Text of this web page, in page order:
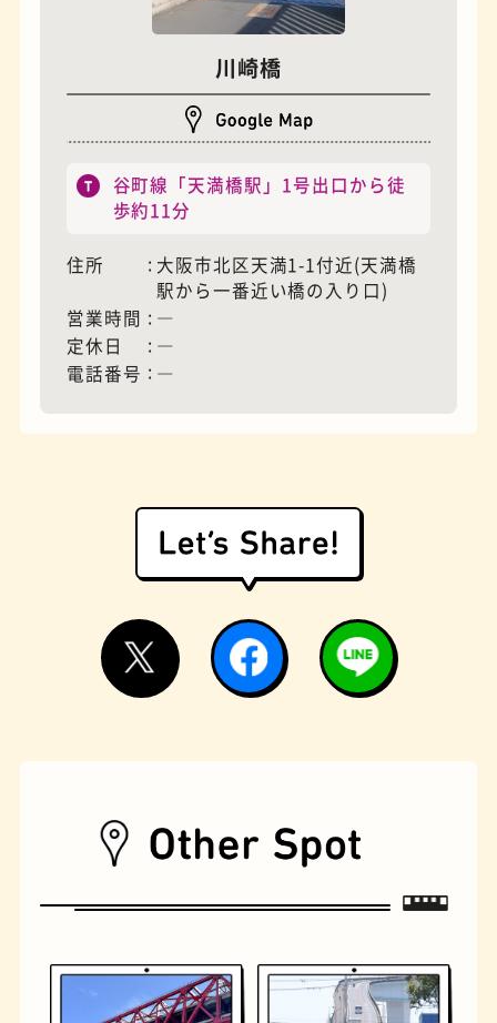
フィギュアショップ
川崎橋
谷町線「天満橋駅」1号出口から徒
歩約11分
住所
大阪市北区天満1-1付近(天満橋
駅から一番近い橋の入り口)
営業時間
―
定休日
―
電話番号
―